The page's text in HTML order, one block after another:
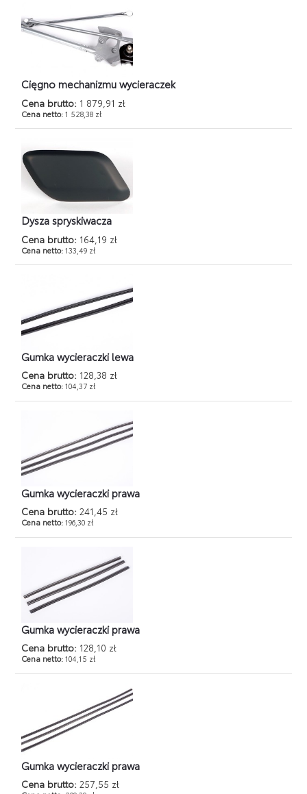
Cięgno mechanizmu wycieraczek
Cena brutto: 1 879,91 zł
Cena netto:1 528,38 zł
Dysza spryskiwacza
Cena brutto: 164,19 zł
Cena netto:133,49 zł
Gumka wycieraczki lewa
Cena brutto: 128,38 zł
Cena netto:104,37 zł
Gumka wycieraczki prawa
Cena brutto: 241,45 zł
Cena netto:196,30 zł
Gumka wycieraczki prawa
Cena brutto: 128,10 zł
Cena netto:104,15 zł
Gumka wycieraczki prawa
Cena brutto: 257,55 zł